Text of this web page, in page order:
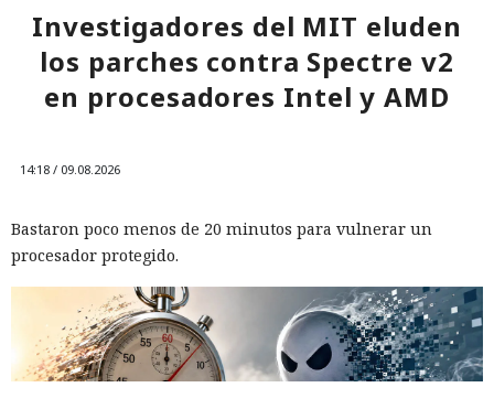
Investigadores del MIT eluden
los parches contra Spectre v2
en procesadores Intel y AMD
14:18 / 09.08.2026
Bastaron poco menos de 20 minutos para vulnerar un
procesador protegido.